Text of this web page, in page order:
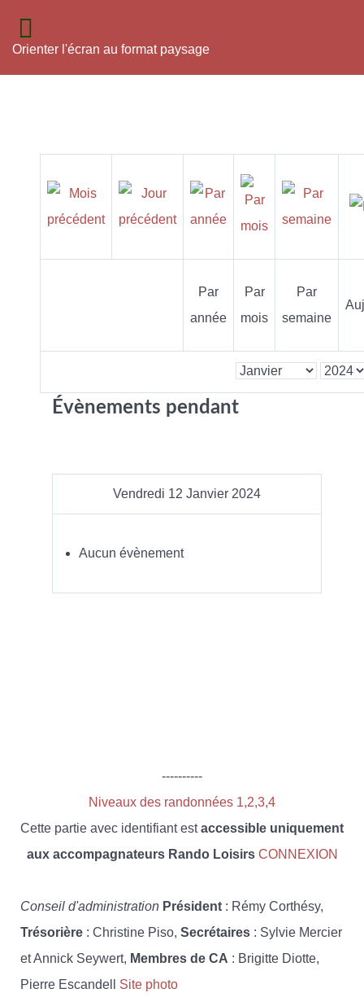
Orienter l'écran au format paysage
Par
année
Par
mois
Par
semaine
Évènements pendant
Vendredi 12 Janvier 2024
Aucun évènement
----------
Niveaux des randonnées 1,2,3,4
Cette partie avec identifiant estaccessible uniquement
aux accompagnateurs Rando Loisirs CONNEXION
Conseil d'administration Président : Rémy Corthésy,
Trésorière : Christine Piso, Secrétaires : Sylvie Mercier
et Annick Seywert, Membres de CA : Brigitte Diotte,
Pierre Escandell Site photo